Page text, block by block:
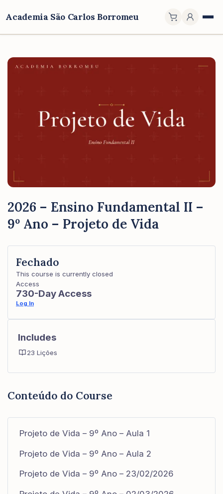
Academia São Carlos Borromeu
2026 – Ensino Fundamental II –
9º Ano – Projeto de Vida
Conteúdo do Course
Projeto de Vida – 9º Ano – Aula 1
Projeto de Vida – 9º Ano – Aula 2
Projeto de Vida – 9º Ano – 23/02/2026
Fechado
This course is currently closed
Access
730-Day Access
Log In
Includes
23 Lições